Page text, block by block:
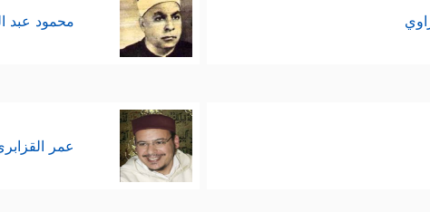
محمود عبد
عمر